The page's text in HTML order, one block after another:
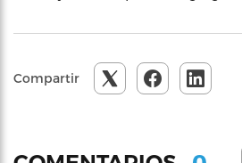
Compartir